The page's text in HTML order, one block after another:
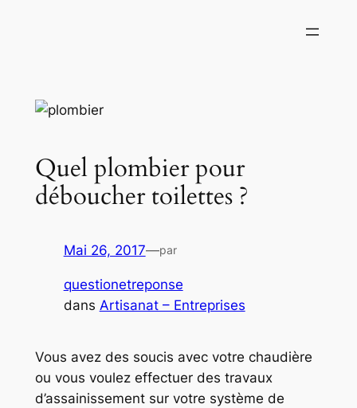
Quel plombier pour
déboucher toilettes ?
Mai 26, 2017—par
questionetreponse
dans Artisanat – Entreprises
Vous avez des soucis avec votre chaudière
ou vous voulez effectuer des travaux
d’assainissement sur votre système de